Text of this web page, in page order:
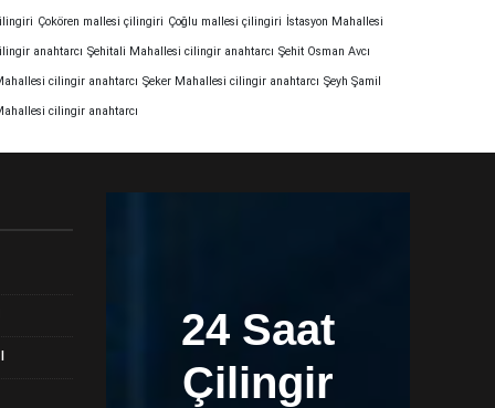
Çokören mallesi çilingiri Çoğlu mallesi çilingiri İstasyon Mahallesi
anahtarcı Şehitali Mahallesi cilingir anahtarcı Şehit Osman Avcı
cilingir anahtarcı Şeker Mahallesi cilingir anahtarcı Şeyh Şamil
cilingir anahtarcı
24 Saat
Çilingir